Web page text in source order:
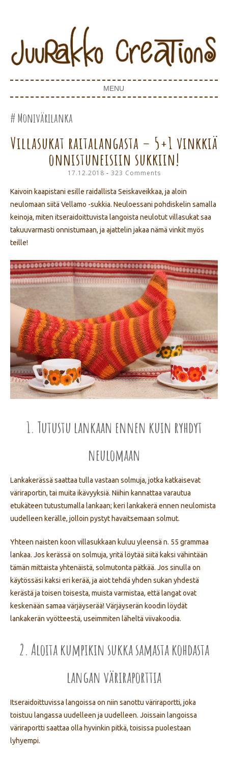
JUURAKKO CREATIONS
MENU
SKIP TO CONTENT
Monivärilanka
Villasukat raitalangasta – 5+1 vinkkiä
onnistuneisiin sukkiin!
17.12.2018 323 Comments
Kaivoin kaapistani esille raidallista Seiskaveikkaa, ja aloin
neulomaan siitä Vellamo -sukkia. Neuloessani pohdiskelin samalla
keinoja, miten itseraidoittuvista langoista neulotut villasukat saa
takuuvarmasti onnistumaan, ja ajattelin jakaa nämä vinkit myös
teille!
1. Tutustu lankaan ennen kuin ryhdyt
neulomaan
Lankakerässä saattaa tulla vastaan solmuja, jotka katkaisevat
väriraportin, tai muita ikävyyksiä. Niihin kannattaa varautua
etukäteen tutustumalla lankaan; keri lankakerä ennen neulomista
uudelleen kerälle, jolloin pystyt havaitsemaan solmut.
Yhteen naisten koon villasukkaan kuluu yleensä n. 55 grammaa
lankaa. Jos kerässä on solmuja, yritä löytää siitä kaksi vähintään
tämän mittaista yhtenäistä, solmutonta pätkää. Jos sinulla on
käytössäsi kaksi eri kerää, ja aiot tehdä yhden sukan yhdestä
kerästä ja toisen toisesta, muista varmistaa, että langat ovat
keskenään samaa värjäyserää! Värjäyserän koodin löydät
lankakerän vyötteestä, useimmiten läheltä viivakoodia.
2. Aloita kumpikin sukka samasta kohdasta
langan väriraporttia
Itseraidoittuvissa langoissa on niin sanottu väriraportti, joka
toistuu langassa uudelleen ja uudelleen. Joissain langoissa
väriraportti saattaa olla hyvinkin pitkä, toisissa puolestaan
lyhyempi.